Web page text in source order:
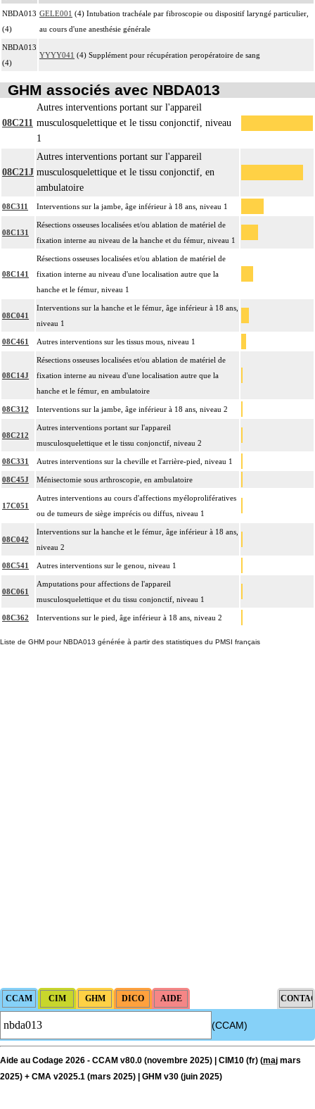
NBDA013
(4)
GELE001 (4) Intubation trachéale par fibroscopie ou dispositif laryngé particulier,
au cours d'une anesthésie générale
NBDA013
(4)
YYYY041 (4) Supplément pour récupération peropératoire de sang
GHM associés avec NBDA013
08C211
Autres interventions portant sur l'appareil
musculosquelettique et le tissu conjonctif, niveau
1
08C21J
Autres interventions portant sur l'appareil
musculosquelettique et le tissu conjonctif, en
ambulatoire
08C311 Interventions sur la jambe, âge inférieur à 18 ans, niveau 1
08C131
Résections osseuses localisées et/ou ablation de matériel de
fixation interne au niveau de la hanche et du fémur, niveau 1
08C141
Résections osseuses localisées et/ou ablation de matériel de
fixation interne au niveau d'une localisation autre que la
hanche et le fémur, niveau 1
08C041
Interventions sur la hanche et le fémur, âge inférieur à 18 ans,
niveau 1
08C461 Autres interventions sur les tissus mous, niveau 1
08C14J
Résections osseuses localisées et/ou ablation de matériel de
fixation interne au niveau d'une localisation autre que la
hanche et le fémur, en ambulatoire
08C312 Interventions sur la jambe, âge inférieur à 18 ans, niveau 2
08C212
Autres interventions portant sur l'appareil
musculosquelettique et le tissu conjonctif, niveau 2
08C331 Autres interventions sur la cheville et l'arrière-pied, niveau 1
08C45J Ménisectomie sous arthroscopie, en ambulatoire
17C051
Autres interventions au cours d'affections myéloprolifératives
ou de tumeurs de siège imprécis ou diffus, niveau 1
08C042
Interventions sur la hanche et le fémur, âge inférieur à 18 ans,
niveau 2
08C541 Autres interventions sur le genou, niveau 1
08C061
Amputations pour affections de l'appareil
musculosquelettique et du tissu conjonctif, niveau 1
08C362 Interventions sur le pied, âge inférieur à 18 ans, niveau 2
Liste de GHM pour NBDA013 générée à partir des statistiques du PMSI français
(CCAM)
Aide au Codage 2026 - CCAM v80.0 (novembre 2025) | CIM10 (fr) (maj mars
2025) + CMA v2025.1 (mars 2025) | GHM v30 (juin 2025)